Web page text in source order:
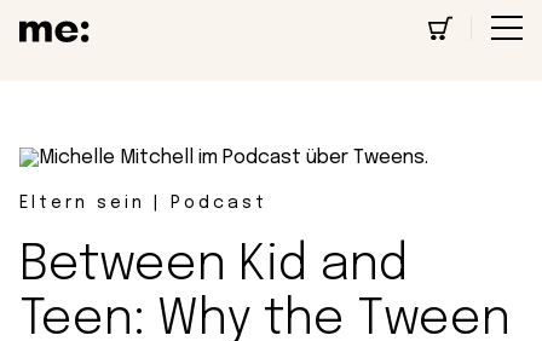
Eltern sein | Podcast
Between Kid and
Teen: Why the Tween